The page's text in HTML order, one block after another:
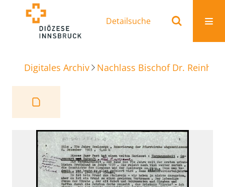
Detailsuche
Digitales Archiv Nachlass Bischof Dr.